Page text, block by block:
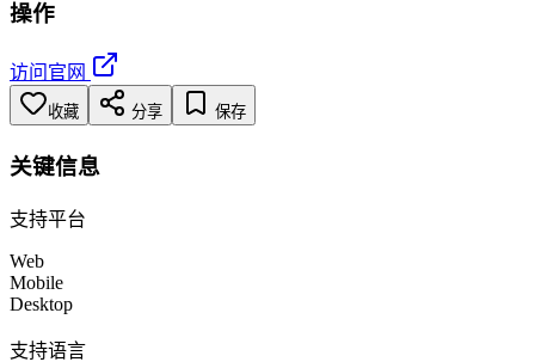
操作
访问官网
收藏 分享 保存
关键信息
支持平台
Web
Mobile
Desktop
支持语言